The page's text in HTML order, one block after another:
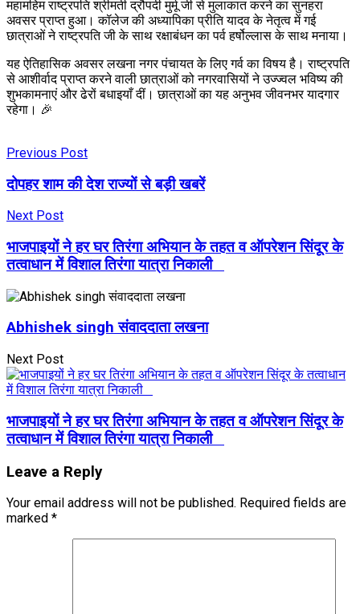
महामहिम राष्ट्रपति श्रीमती द्रौपदी मुर्मू जी से मुलाकात करने का सुनहरा
अवसर प्राप्त हुआ। कॉलेज की अध्यापिका प्रीति यादव के नेतृत्व में गई
छात्राओं ने राष्ट्रपति जी के साथ रक्षाबंधन का पर्व हर्षोल्लास के साथ मनाया।
यह ऐतिहासिक अवसर लखना नगर पंचायत के लिए गर्व का विषय है। राष्ट्रपति
से आशीर्वाद प्राप्त करने वाली छात्राओं को नगरवासियों ने उज्ज्वल भविष्य की
शुभकामनाएं और ढेरों बधाइयाँ दीं। छात्राओं का यह अनुभव जीवनभर यादगार
रहेगा। 🎉
Previous Post
दोपहर शाम की देश राज्यों से बड़ी खबरें
Next Post
भाजपाइयों ने हर घर तिरंगा अभियान के तहत व ऑपरेशन सिंदूर के
तत्वाधान में विशाल तिरंगा यात्रा निकाली
Abhishek singh संवाददाता लखना
Next Post
भाजपाइयों ने हर घर तिरंगा अभियान के तहत व ऑपरेशन सिंदूर के
तत्वाधान में विशाल तिरंगा यात्रा निकाली
Leave a Reply
Your email address will not be published. Required fields are
marked *